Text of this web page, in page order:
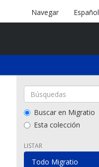
Navegar Español
Buscar en Migratio
Esta colección
LISTAR
Todo Migratio